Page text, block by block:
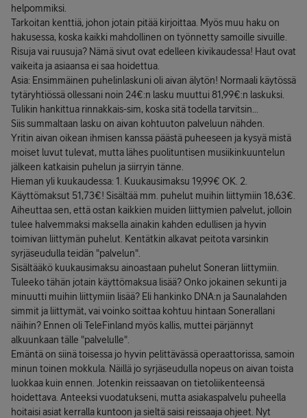
helpommiksi.
Tarkoitan kenttiä, johon jotain pitää kirjoittaa. Myös muu haku on
hakusessa, koska kaikki mahdollinen on työnnetty samoille sivuille.
Risuja vai ruusuja? Nämä sivut ovat edelleen kivikaudessa! Haut ovat
vaikeita ja asiaansa ei saa hoidettua.
Asia: Ensimmäinen puhelinlaskuni oli aivan älytön! Normaali käytössä
tytäryhtiössä ollessani noin 24€:n lasku muuttui 81,99€:n laskuksi.
Tulikin hankittua rinnakkais-sim, koska sitä todella tarvitsin...
Siis summaltaan lasku on aivan kohtuuton palveluun nähden.
Yritin aivan oikean ihmisen kanssa päästä puheeseen ja kysyä mistä
moiset luvut tulevat, mutta lähes puolituntisen musiikinkuuntelun
jälkeen katkaisin puhelun ja siirryin tänne.
Hieman yli kuukaudessa: 1. Kuukausimaksu 19,99€ OK. 2.
Käyttömaksut 51,73€! Sisältää mm. puhelut muihin liittymiin 18,63€.
Aiheuttaa sen, että ostan kaikkien muiden liittymien palvelut, jolloin
tulee halvemmaksi maksella ainakin kahden edullisen ja hyvin
toimivan liittymän puhelut. Kentätkin alkavat peitota varsinkin
syrjäseudulla teidän "palvelun".
Sisältääkö kuukausimaksu ainoastaan puhelut Soneran liittymiin.
Tuleeko tähän jotain käyttömaksua lisää? Onko jokainen sekunti ja
minuutti muihin liittymiin lisää? Eli hankinko DNA:n ja Saunalahden
simmit ja liittymät, vai voinko soittaa kohtuu hintaan Sonerallani
näihin? Ennen oli TeleFinland myös kallis, muttei pärjännyt
alkuunkaan tälle "palvelulle".
Emäntä on siinä toisessa jo hyvin pelittävässä operaattorissa, samoin
minun toinen mokkula. Näillä jo syrjäseudulla nopeus on aivan toista
luokkaa kuin ennen. Jotenkin reissaavan on tietoliikenteensä
hoidettava. Anteeksi vuodatukseni, mutta asiakaspalvelu puheella
hoitaisi asiat kerralla kuntoon ja sieltä saisi reissaaja ohjeet. Nyt